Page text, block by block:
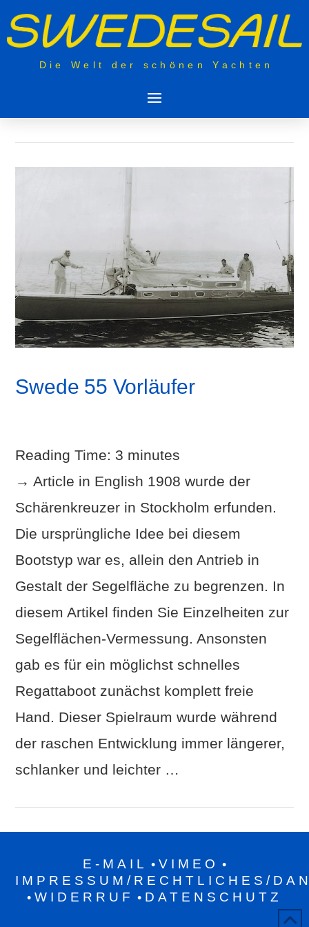
Die Welt der schönen Yachten
VIEW POST
Swede 55 Vorläufer
Reading Time: 3 minutes
→ Article in English 1908 wurde der
Schärenkreuzer in Stockholm erfunden.
Die ursprüngliche Idee bei diesem
Bootstyp war es, allein den Antrieb in
Gestalt der Segelfläche zu begrenzen. In
diesem Artikel finden Sie Einzelheiten zur
Segelflächen-Vermessung. Ansonsten
gab es für ein möglichst schnelles
Regattaboot zunächst komplett freie
Hand. Dieser Spielraum wurde während
der raschen Entwicklung immer längerer,
schlanker und leichter …
E-MAIL • VIMEO •
IMPRESSUM/RECHTLICHES/
• WIDERRUF • DATENSCHUTZ